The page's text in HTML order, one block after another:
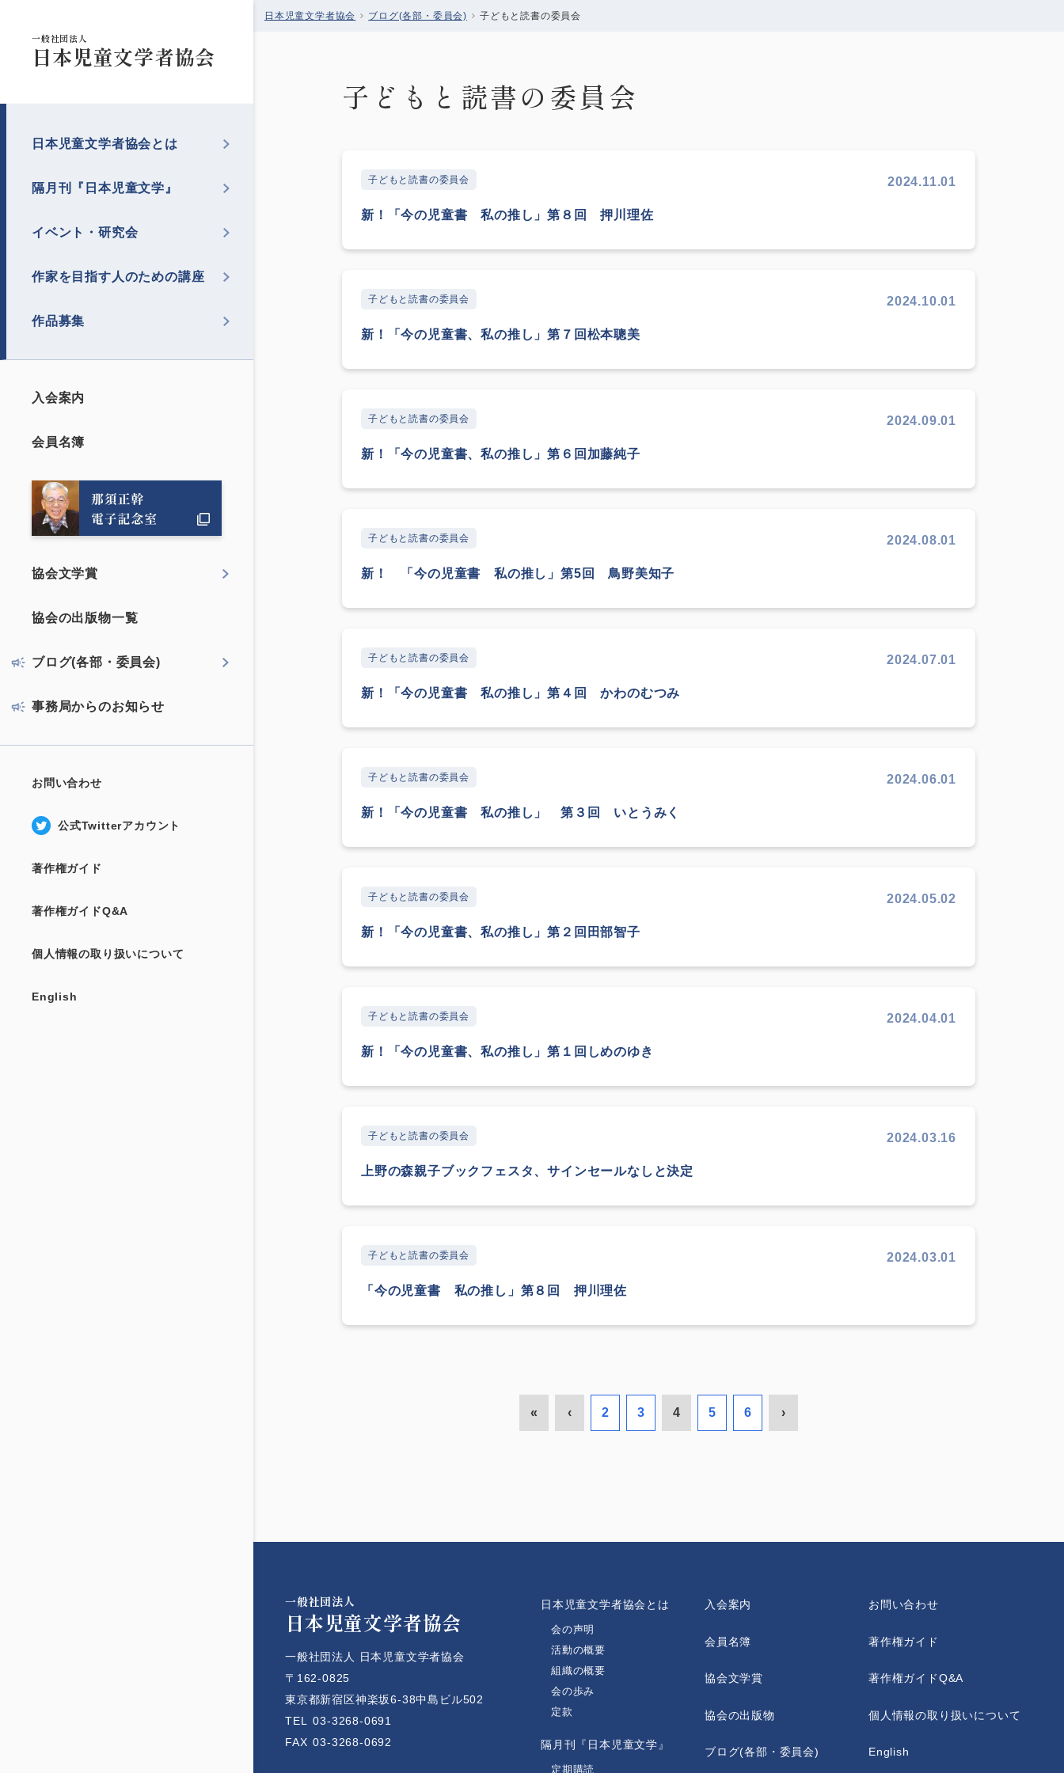
一般社団法人
日本児童文学者協会
日本児童文学者協会とは
隔月刊『日本児童文学』
イベント・研究会
作家を目指す人のための講座
作品募集
入会案内
会員名簿
協会文学賞
協会の出版物一覧
ブログ(各部・委員会)
事務局からのお知らせ
お問い合わせ
公式Twitterアカウント
著作権ガイド
著作権ガイドQ&A
個人情報の取り扱いについて
English
日本児童文学者協会 ブログ(各部・委員会) 子どもと読書の委員会
子どもと読書の委員会
子どもと読書の委員会 2024.11.01
新！「今の児童書 私の推し」第８回 押川理佐
子どもと読書の委員会 2024.10.01
新！「今の児童書、私の推し」第７回松本聰美
子どもと読書の委員会 2024.09.01
新！「今の児童書、私の推し」第６回加藤純子
子どもと読書の委員会 2024.08.01
新！ 「今の児童書 私の推し」第5回 鳥野美知子
子どもと読書の委員会 2024.07.01
新！「今の児童書 私の推し」第４回 かわのむつみ
子どもと読書の委員会 2024.06.01
新！「今の児童書 私の推し」 第３回 いとうみく
子どもと読書の委員会 2024.05.02
新！「今の児童書、私の推し」第２回田部智子
子どもと読書の委員会 2024.04.01
新！「今の児童書、私の推し」第１回しめのゆき
子どもと読書の委員会 2024.03.16
上野の森親子ブックフェスタ、サインセールなしと決定
子どもと読書の委員会 2024.03.01
「今の児童書 私の推し」第８回 押川理佐
« ‹ 2 3 4 5 6 ›
一般社団法人
日本児童文学者協会
一般社団法人 日本児童文学者協会
〒162-0825
東京都新宿区神楽坂6-38中島ビル502
TEL 03-3268-0691
FAX 03-3268-0692
日本児童文学者協会とは
会の声明
活動の概要
組織の概要
会の歩み
定款
隔月刊『日本児童文学』
定期購読
入会案内
会員名簿
協会文学賞
協会の出版物
ブログ(各部・委員会)
お問い合わせ
著作権ガイド
著作権ガイドQ&A
個人情報の取り扱いについて
English